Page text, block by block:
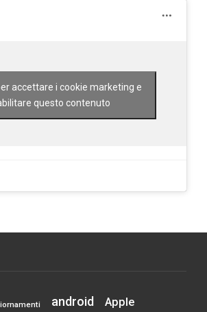
accettare i cookie marketing e
questo contenuto
android Apple